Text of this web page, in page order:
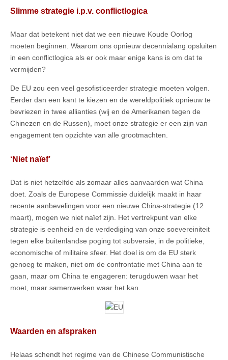
Slimme strategie i.p.v. conflictlogica
Maar dat betekent niet dat we een nieuwe Koude Oorlog
moeten beginnen. Waarom ons opnieuw decennialang opsluiten
in een conflictlogica als er ook maar enige kans is om dat te
vermijden?
De EU zou een veel gesofisticeerder strategie moeten volgen.
Eerder dan een kant te kiezen en de wereldpolitiek opnieuw te
bevriezen in twee allianties (wij en de Amerikanen tegen de
Chinezen en de Russen), moet onze strategie er een zijn van
engagement ten opzichte van alle grootmachten.
‘Niet naïef’
Dat is niet hetzelfde als zomaar alles aanvaarden wat China
doet. Zoals de Europese Commissie duidelijk maakt in haar
recente aanbevelingen voor een nieuwe China-strategie (12
maart), mogen we niet naïef zijn. Het vertrekpunt van elke
strategie is eenheid en de verdediging van onze soevereiniteit
tegen elke buitenlandse poging tot subversie, in de politieke,
economische of militaire sfeer. Het doel is om de EU sterk
genoeg te maken, niet om de confrontatie met China aan te
gaan, maar om China te engageren: terugduwen waar het
moet, maar samenwerken waar het kan.
Waarden en afspraken
Helaas schendt het regime van de Chinese Communistische